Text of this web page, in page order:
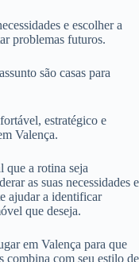
e escolher a
problemas futuros.
são casas para
estratégico e
Valença.
que a rotina seja
as suas necessidades e
ajudar a identificar
que deseja.
em Valença para que
combina com seu estilo de